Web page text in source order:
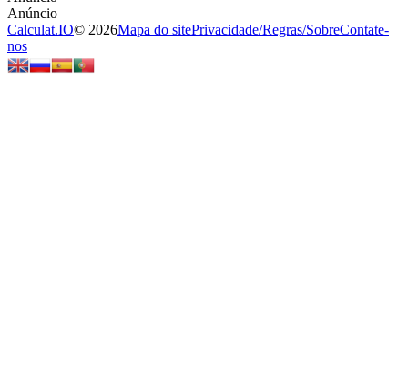
Calculat.IO© 2026Mapa do sitePrivacidade/Regras/SobreContate-
nos